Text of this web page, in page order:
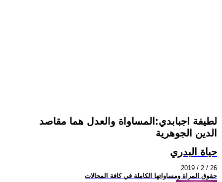
لطيفة اجبابدي:المساواة والعدل هما مقاصد
الدين الجوهرية
حياة البدري
2019 / 2 / 26
حقوق المراة ومساواتها الكاملة في كافة المجالات